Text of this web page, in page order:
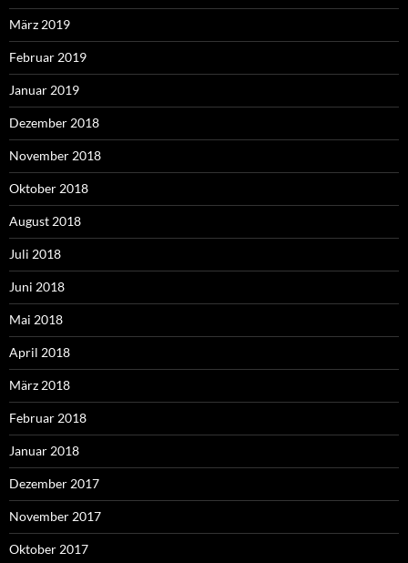
März 2019
Februar 2019
Januar 2019
Dezember 2018
November 2018
Oktober 2018
August 2018
Juli 2018
Juni 2018
Mai 2018
April 2018
März 2018
Februar 2018
Januar 2018
Dezember 2017
November 2017
Oktober 2017